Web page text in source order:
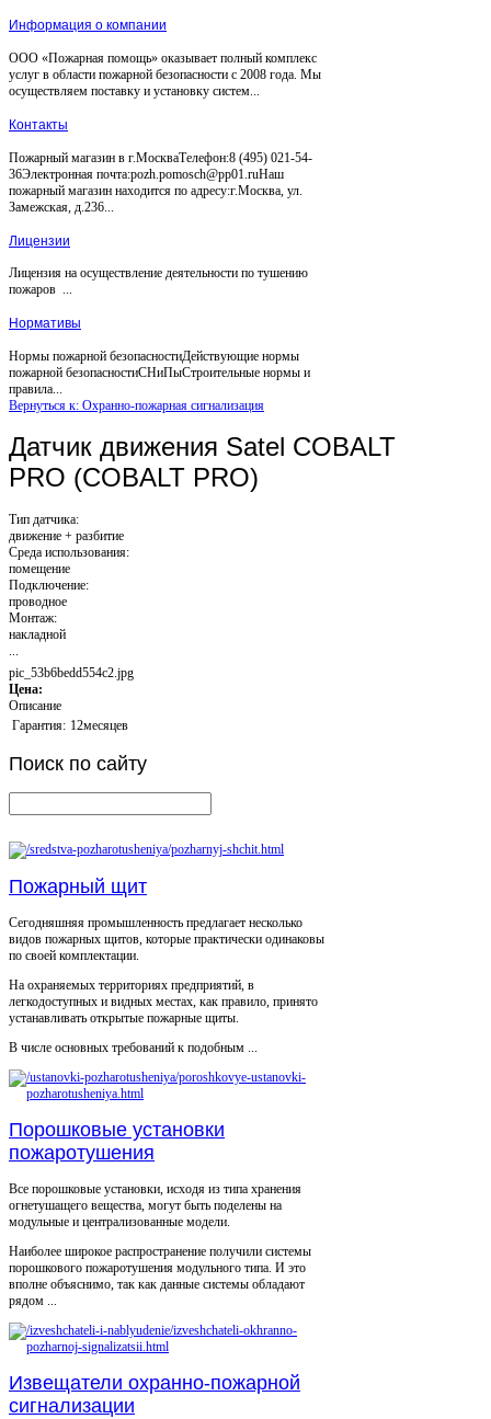
Информация о компании
ООО «Пожарная помощь» оказывает полный комплекс
услуг в области пожарной безопасности с 2008 года. Мы
осуществляем поставку и установку систем...
Контакты
Пожарный магазин в г.МоскваТелефон:8 (495) 021-54-
36Электронная почта:pozh.pomosch@pp01.ruНаш
пожарный магазин находится по адресу:г.Москва, ул.
Замежская, д.236...
Лицензии
Лицензия на осуществление деятельности по тушению
пожаров ...
Нормативы
Нормы пожарной безопасностиДействующие нормы
пожарной безопасностиСНиПыСтроительные нормы и
правила...
Вернуться к: Охранно-пожарная сигнализация
Датчик движения Satel COBALT
PRO (COBALT PRO)
Тип датчика:
движение + разбитие
Среда использования:
помещение
Подключение:
проводное
Монтаж:
накладной
pic_53b6bedd554c2.jpg
Цена:
Описание
Гарантия: 12месяцев
Поиск по сайту
Пожарный щит
Сегодняшняя промышленность предлагает несколько
видов пожарных щитов, которые практически одинаковы
по своей комплектации.
На охраняемых территориях предприятий, в
легкодоступных и видных местах, как правило, принято
устанавливать открытые пожарные щиты.
В числе основных требований к подобным ...
Порошковые установки
пожаротушения
Все порошковые установки, исходя из типа хранения
огнетушащего вещества, могут быть поделены на
модульные и централизованные модели.
Наиболее широкое распространение получили системы
порошкового пожаротушения модульного типа. И это
вполне объяснимо, так как данные системы обладают
рядом ...
Извещатели охранно-пожарной
сигнализации